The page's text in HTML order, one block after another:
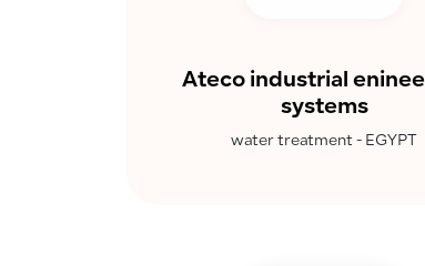
Ateco industrial
systems
water treatment - EGYPT